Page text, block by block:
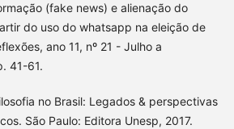
(fake news) e alienação do
do uso do whatsapp na eleição de
ano 11, nº 21 - Julho a
41-61.
no Brasil: Legados & perspectivas
São Paulo: Editora Unesp, 2017.